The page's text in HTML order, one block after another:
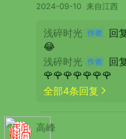
里用了情，无论在
限。写这些凌乱的句
谢我生命里相遇相知
存感念，幸福满满！
祝福自己 生日
2024-09-10 来自江西
浅碎时光 回
😂
浅碎时光
回
🌹🌹🌹🌹🌹🌹🌹
全部4条回复
高峰